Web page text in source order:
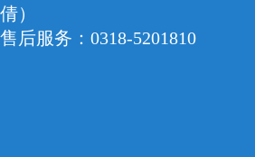
倩）
售后服务：0318-5201810